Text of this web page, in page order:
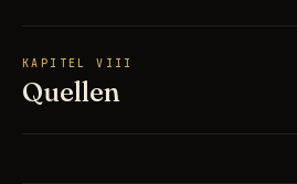
KAPITEL VIII
Quellen